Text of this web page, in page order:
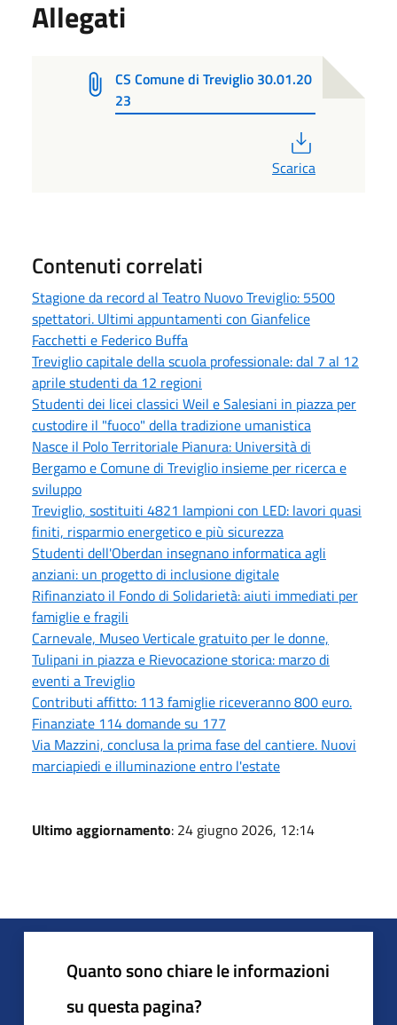
Allegati
CS Comune di Treviglio 30.01.20
23
Scarica
Contenuti correlati
Stagione da record al Teatro Nuovo Treviglio: 5500
spettatori. Ultimi appuntamenti con Gianfelice
Facchetti e Federico Buffa
Treviglio capitale della scuola professionale: dal 7 al 12
aprile studenti da 12 regioni
Studenti dei licei classici Weil e Salesiani in piazza per
custodire il "fuoco" della tradizione umanistica
Nasce il Polo Territoriale Pianura: Università di
Bergamo e Comune di Treviglio insieme per ricerca e
sviluppo
Treviglio, sostituiti 4821 lampioni con LED: lavori quasi
finiti, risparmio energetico e più sicurezza
Studenti dell'Oberdan insegnano informatica agli
anziani: un progetto di inclusione digitale
Rifinanziato il Fondo di Solidarietà: aiuti immediati per
famiglie e fragili
Carnevale, Museo Verticale gratuito per le donne,
Tulipani in piazza e Rievocazione storica: marzo di
eventi a Treviglio
Contributi affitto: 113 famiglie riceveranno 800 euro.
Finanziate 114 domande su 177
Via Mazzini, conclusa la prima fase del cantiere. Nuovi
marciapiedi e illuminazione entro l'estate
Ultimo aggiornamento: 24 giugno 2026, 12:14
Quanto sono chiare le informazioni
su questa pagina?